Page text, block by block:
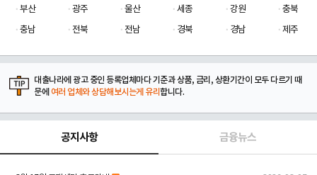
부산
광주 울산 세종 강원
충북
충남
전북 전남 경북 경남 제주
대출나라에 광고 중인 등록업체마다 기준과 상품, 금리, 상환기간이 모두 다르기 때
문에 여러 업체와 상담해보시는게 유리합니다.
공지사항 금융뉴스